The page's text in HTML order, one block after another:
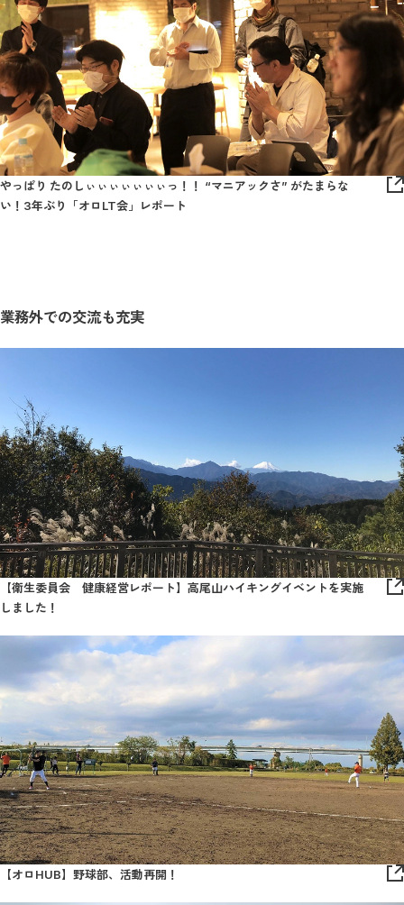
やっぱり たのしぃぃぃぃぃぃぃっ！！ “マニアックさ” がたまらな
い！3年ぶり「オロLT会」レポート
業務外での交流も充実
【衛生委員会 健康経営レポート】高尾山ハイキングイベントを実施
しました！
【オロHUB】野球部、活動再開！